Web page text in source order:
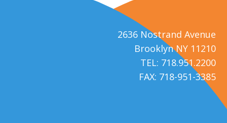
2636 Nostrand Avenue
Brooklyn NY 11210
TEL: 718.951.2200
FAX: 718-951-3385